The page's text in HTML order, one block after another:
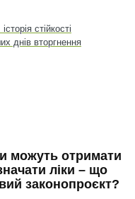
стійкості
днів вторгнення
можуть отримати
ліки – що
законопроєкт?